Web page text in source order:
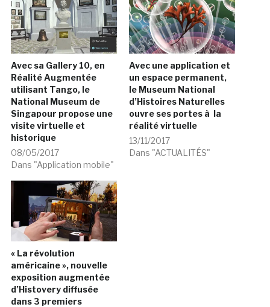
Avec sa Gallery 10, en
Réalité Augmentée
utilisant Tango, le
National Museum de
Singapour propose une
visite virtuelle et
historique
08/05/2017
Dans "Application mobile"
Avec une application et
un espace permanent,
le Museum National
d’Histoires Naturelles
ouvre ses portes à la
réalité virtuelle
13/11/2017
Dans "ACTUALITÉS"
« La révolution
américaine », nouvelle
exposition augmentée
d’Histovery diffusée
dans 3 premiers